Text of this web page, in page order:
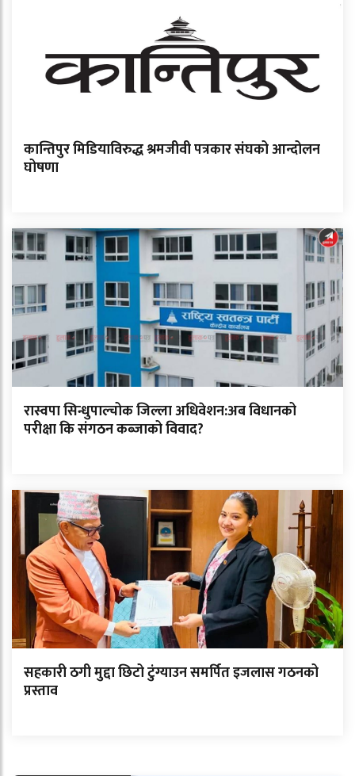
कान्तिपुर मिडियाविरुद्ध श्रमजीवी पत्रकार संघको आन्दोलन
घोषणा
रास्वपा सिन्धुपाल्चोक जिल्ला अधिवेशन:अब विधानको
परीक्षा कि संगठन कब्जाको विवाद?
सहकारी ठगी मुद्दा छिटो टुंग्याउन समर्पित इजलास गठनको
प्रस्ताव